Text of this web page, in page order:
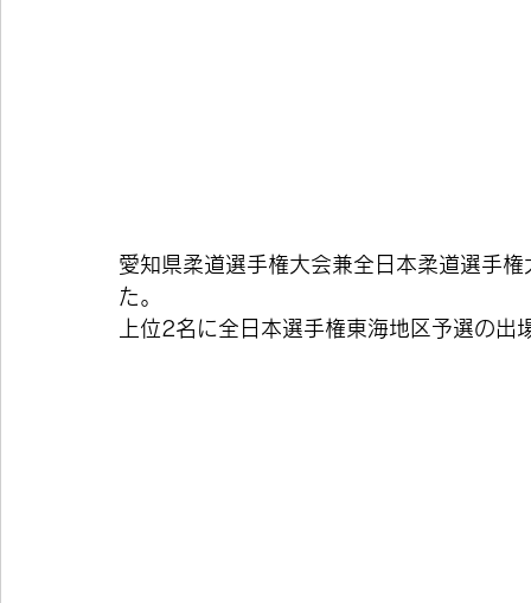
愛知県柔道選手権大会兼全日本柔道選手
た。
上位2名に全日本選手権東海地区予選の出